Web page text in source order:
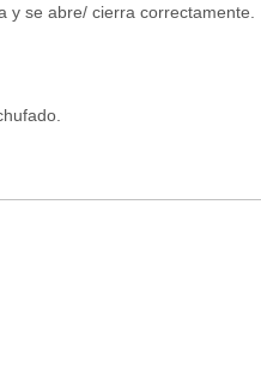
se abre/ cierra correctamente.